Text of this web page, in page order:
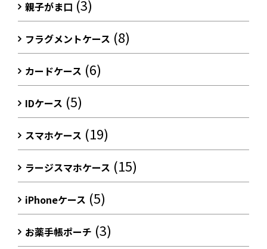
親子がま口 (3)
フラグメントケース (8)
カードケース (6)
IDケース (5)
スマホケース (19)
ラージスマホケース (15)
iPhoneケース (5)
お薬手帳ポーチ (3)